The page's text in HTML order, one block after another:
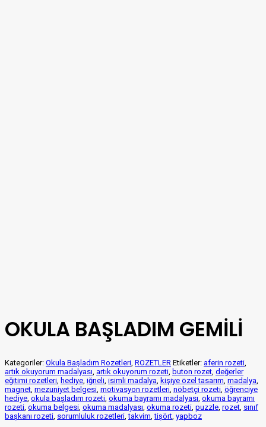
OKULA BAŞLADIM GEMİLİ
Kategoriler: Okula Başladım Rozetleri ROZETLER Etiketler: aferin rozeti
artık okuyorum madalyası artık okuyorum rozeti buton rozet değerler
eğitimi rozetleri hediye iğneli isimli madalya kişiye özel tasarım madalya
magnet mezuniyet belgesi motivasyon rozetleri nöbetçi rozeti öğrenciye
hediye okula başladım rozeti okuma bayramı madalyası okuma bayramı
rozeti okuma belgesi okuma madalyası okuma rozeti puzzle rozet sınıf
başkanı rozeti sorumluluk rozetleri ,takvim ,tişört yapboz